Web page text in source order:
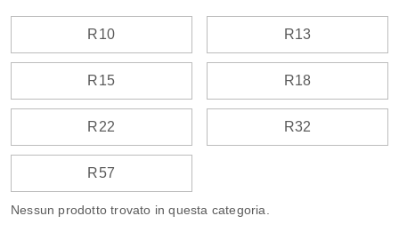
R10 R13
R15 R18
R22 R32
R57
Nessun prodotto trovato in questa categoria.